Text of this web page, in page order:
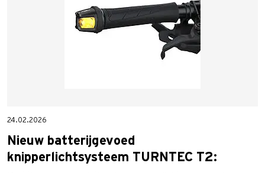
24.02.2026
Nieuw batterijgevoed
knipperlichtsysteem TURNTEC T2: